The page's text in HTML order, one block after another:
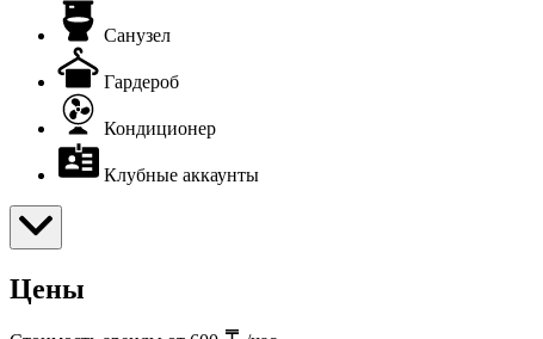
Санузел
Гардероб
Кондиционер
Клубные аккаунты
Цены